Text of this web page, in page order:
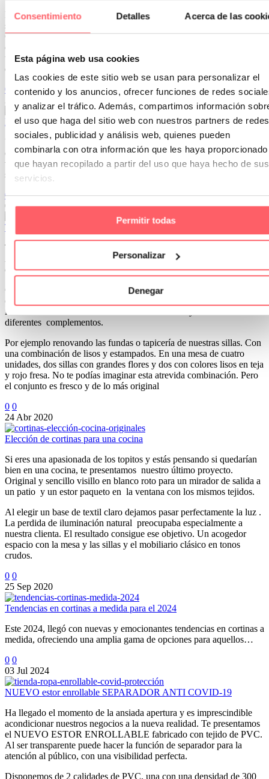
Consentimiento Detalles Acerca de las
Esta página web usa cookies
Las cookies de este sitio web se usan para personalizar el
contenido y los anuncios, ofrecer funciones de redes
y analizar el tráfico. Además, compartimos información
el uso que haga del sitio web con nuestros partners de redes
sociales, publicidad y análisis web, quienes pueden
combinarla con otra información que les haya proporcionado
que hayan recopilado a partir del uso que haya hecho de sus
servicios.
Permitir todas
Personalizar
Denegar
Los tejidos cristal son gasas, con mucha caída y ligeramente
satinados. Están indicados en salones y dormitorios principales.
Consiguen ambientar las estancias más elegantes. Su principal
característica en la trasparencia, indicado para cuando se quiere un
textil muy ligero. Que no cubra, solamente utilizarlo como
decoración.
0
0
Lo que debes saber en el lavado de estores enrollables
Una de las características del estor enrollable es que no se puede
desmontar para su lavado. Hay que hacer el proceso puesto en la
ventana. A continuación os vamos a ofrecer unos trucos muy
sencillos para hacerlo de forma fácil y sencilla.
0 0
09 Abr 2019
Telas florales para esta primavera
Te presentamos la colección Casandra de la firma Comersan.
Atrevida combinación de flores, lisos y geométricos para la elección
del textil de tu hogar.
Con la subida de temperaturas, la renovación de las cortinas y de los
complementos que no rodean, se presenta como la mejor de las
ideas. Podemos hacer ese cambio en las cortinas y también en
diferentes complementos.
Por ejemplo renovando las fundas o tapicería de nuestras sillas. Con
una combinación de lisos y estampados. En una mesa de cuatro
unidades, dos sillas con grandes flores y dos con colores lisos en teja
y rojo fresa. No te podías imaginar esta atrevida combinación. Pero
el conjunto es fresco y de lo más original
0 0
24 Abr 2020
Elección de cortinas para una cocina
Si eres una apasionada de los topitos y estás pensando si quedarían
bien en una cocina, te presentamos nuestro último proyecto.
Original y sencillo visillo en blanco roto para un mirador de salida a
un patio y un estor paqueto en la ventana con los mismos tejidos.
Al elegir un base de textil claro dejamos pasar perfectamente la luz .
La perdida de iluminación natural preocupaba especialmente a
nuestra clienta. El resultado consigue ese objetivo. Un acogedor
espacio con la mesa y las sillas y el mobiliario clásico en tonos
crudos.
0 0
25 Sep 2020
Tendencias en cortinas a medida para el 2024
Este 2024, llegó con nuevas y emocionantes tendencias en cortinas a
medida, ofreciendo una amplia gama de opciones para aquellos…
0 0
03 Jul 2024
NUEVO estor enrollable SEPARADOR ANTI COVID-19
Ha llegado el momento de la ansiada apertura y es imprescindible
acondicionar nuestros negocios a la nueva realidad. Te presentamos
el NUEVO ESTOR ENROLLABLE fabricado con tejido de PVC.
Al ser transparente puede hacer la función de separador para la
atención al público, con una visibilidad perfecta.
Disponemos de 2 calidades de PVC, una con una densidad de 300